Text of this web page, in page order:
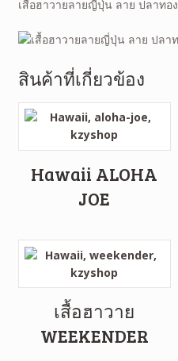
เสื้อฮาวายลายญี่ปุ่น ลาย ปลาทอง
สินค้าที่เกี่ยวข้อง
Hawaii ALOHA
JOE
เสื้อฮาวาย
WEEKENDER